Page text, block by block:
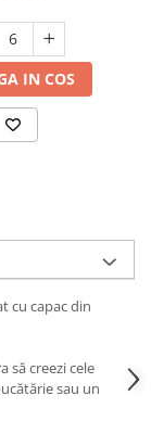
IN COS
cu capac din
să creezi cele
sau un